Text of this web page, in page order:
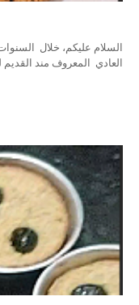
السلام عليكم، خلال
العادي المعروف مند